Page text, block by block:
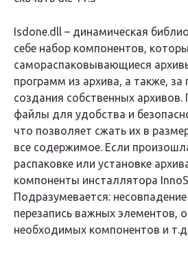
Isdone.dll – динамическая
себе набор компонентов,
самораспаковывающиеся
программ из архива, а также, за
создания собственных архивов.
файлы для удобства и
что позволяет сжать их в
все содержимое. Если
распаковке или установке
компоненты инсталлятора
Подразумевается:
перезапись важных элементов,
необходимых компонентов и